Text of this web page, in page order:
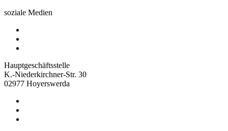
soziale Medien
Hauptgeschäftsstelle
K.-Niederkirchner-Str. 30
02977 Hoyerswerda